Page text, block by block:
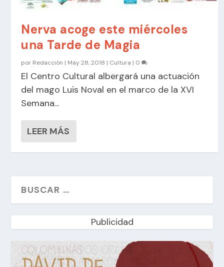
Nerva acoge este miércoles
una Tarde de Magia
por Redacción | May 28, 2018 | Cultura | 0
El Centro Cultural albergará una actuación
del mago Luis Noval en el marco de la XVI
Semana...
LEER MÁS
Publicidad